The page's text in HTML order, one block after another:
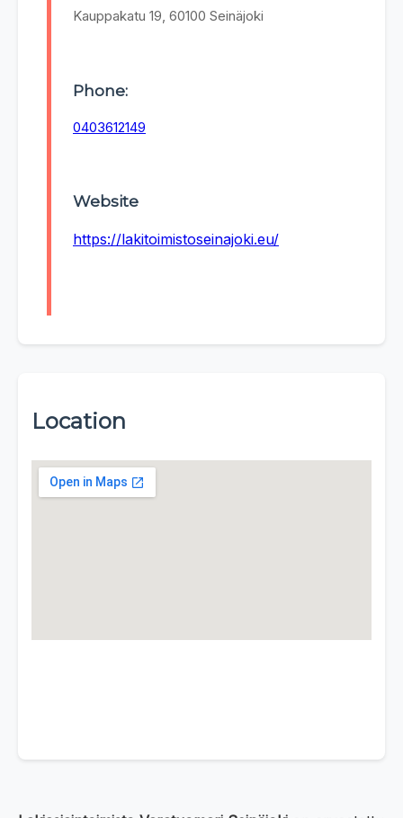
Kauppakatu 19, 60100 Seinäjoki
Phone:
0403612149
Website
https://lakitoimistoseinajoki.eu/
Location